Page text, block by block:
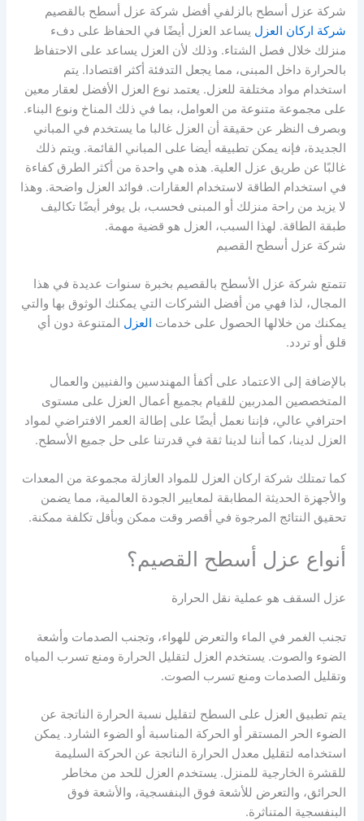
شركة عزل أسطح بالزلفي أفضل شركة عزل أسطح بالقصيم
شركة اركان العزل يساعد العزل أيضًا في الحفاظ على دفء
منزلك خلال فصل الشتاء. وذلك لأن العزل يساعد على الاحتفاظ
بالحرارة داخل المبنى، مما يجعل التدفئة أكثر اقتصادا. يتم
استخدام مواد مختلفة للعزل. يعتمد نوع العزل الأفضل لعقار معين
على مجموعة متنوعة من العوامل، بما في ذلك المناخ ونوع البناء.
وبصرف النظر عن حقيقة أن العزل غالبا ما يستخدم في المباني
الجديدة، فإنه يمكن تطبيقه أيضا على المباني القائمة. ويتم ذلك
غالبًا عن طريق عزل العلية. هذه هي واحدة من أكثر الطرق كفاءة
في استخدام الطاقة لاستخدام العقارات. فوائد العزل واضحة. وهذا
لا يزيد من راحة منزلك أو المبنى فحسب، بل يوفر أيضًا تكاليف
طبقة الطاقة. لهذا السبب، العزل هو قضية مهمة.
شركة عزل أسطح القصيم
تتمتع شركة عزل الأسطح بالقصيم بخبرة سنوات عديدة في هذا
المجال، لذا فهي من أفضل الشركات التي يمكنك الوثوق بها والتي
يمكنك من خلالها الحصول على خدمات العزل المتنوعة دون أي
قلق أو تردد.
بالإضافة إلى الاعتماد على أكفأ المهندسين والفنيين والعمال
المتخصصين المدربين للقيام بجميع أعمال العزل على مستوى
احترافي عالي، فإننا نعمل أيضًا على إطالة العمر الافتراضي لمواد
العزل لدينا، كما أننا لدينا ثقة في قدرتنا على حل جميع الأسطح.
كما تمتلك شركة اركان العزل للمواد العازلة مجموعة من المعدات
والأجهزة الحديثة المطابقة لمعايير الجودة العالمية، مما يضمن
تحقيق النتائج المرجوة في أقصر وقت ممكن وبأقل تكلفة ممكنة.
أنواع عزل أسطح القصيم؟
عزل السقف هو عملية نقل الحرارة
تجنب الغمر في الماء والتعرض للهواء، وتجنب الصدمات وأشعة
الضوء والصوت. يستخدم العزل لتقليل الحرارة ومنع تسرب المياه
وتقليل الصدمات ومنع تسرب الصوت.
يتم تطبيق العزل على السطح لتقليل نسبة الحرارة الناتجة عن
الضوء الحر المستقر أو الحركة المناسبة أو الضوء الشارد. يمكن
استخدامه لتقليل معدل الحرارة الناتجة عن الحركة السليمة
للقشرة الخارجية للمنزل. يستخدم العزل للحد من مخاطر
الحرائق، والتعرض للأشعة فوق البنفسجية، والأشعة فوق
البنفسجية المتناثرة.